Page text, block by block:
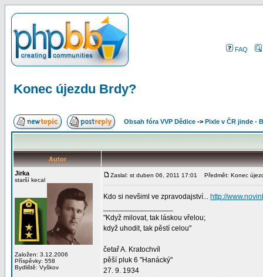
FAQ
Konec újezdu Brdy?
Obsah fóra VVP Dědice -> Pixle v ČR jinde -
Autor
Jirka
starší kecal
Založen: 3.12.2006
Příspěvky: 558
Bydliště: Vyškov
Zaslal: st duben 06, 2011 17:01 Předmět: Konec
Kdo si nevšiml ve zpravodajství... http://
"Když milovat, tak láskou vřelou;
když uhodit, tak pěstí celou"
četař A. Kratochvíl
pěší pluk 6 "Hanácký"
27. 9. 1934